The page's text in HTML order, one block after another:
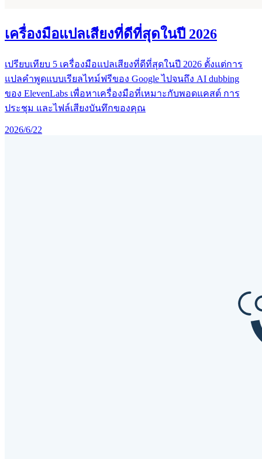
เครื่องมือแปลเสียงที่ดีที่สุดในปี 2026
เปรียบเทียบ 5 เครื่องมือแปลเสียงที่ดีที่สุดในปี 2026 ตั้งแต่การ
แปลคำพูดแบบเรียลไทม์ฟรีของ Google ไปจนถึง AI dubbing
ของ ElevenLabs เพื่อหาเครื่องมือที่เหมาะกับพอดแคสต์ การ
ประชุม และไฟล์เสียงบันทึกของคุณ
2026/6/22